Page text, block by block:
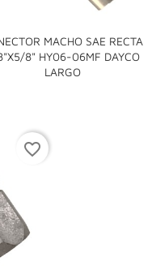
MACHO SAE RECTA
8" HY06-06MF DAYCO
LARGO
favorite_border